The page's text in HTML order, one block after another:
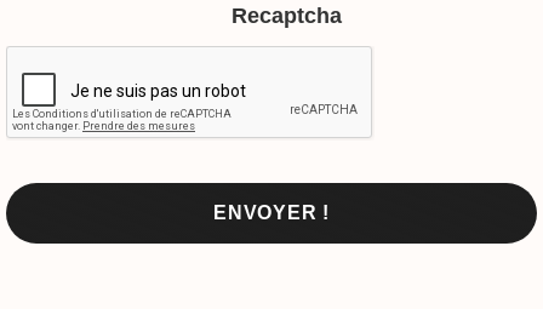
Recaptcha